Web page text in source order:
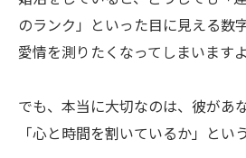
のランク」といった目に見える数
愛情を測りたくなってしまいますよ
でも、本当に大切なのは、彼があ
「心と時間を割いているか」とい